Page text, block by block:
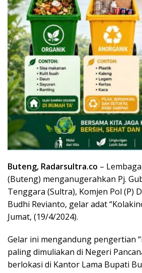
Buteng, Radarsultra.co –
(Buteng) menganugerahkan Pj.
Tenggara (Sultra), Komjen Pol (P)
Budhi Revianto, gelar adat
Jumat, (19/4/2024).
Gelar ini mengandung pengertian
paling dimuliakan di Negeri
berlokasi di Kantor Lama Bupati